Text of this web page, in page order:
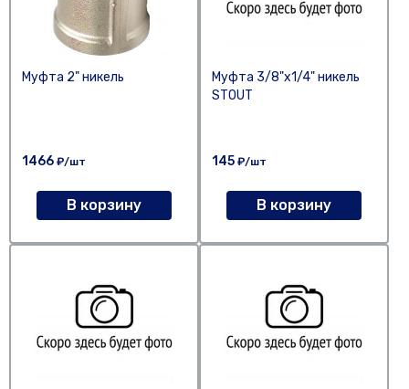
Муфта 2" никель
1466 ₽/шт
В корзину
Муфта 3/8"х1/4" никель
STOUT
145 ₽/шт
В корзину